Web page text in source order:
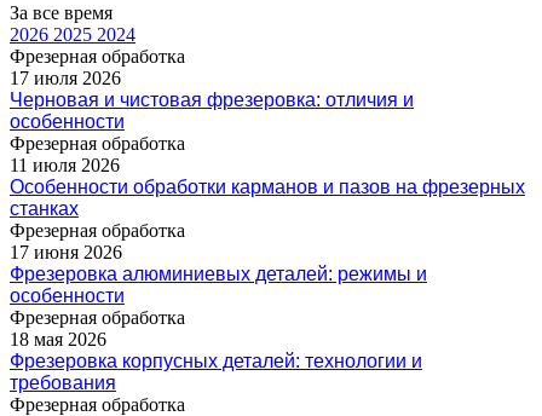
За все время
2026 2025 2024
Фрезерная обработка
17 июля 2026
Черновая и чистовая фрезеровка: отличия и
особенности
Фрезерная обработка
11 июля 2026
Особенности обработки карманов и пазов на фрезерных
станках
Фрезерная обработка
17 июня 2026
Фрезеровка алюминиевых деталей: режимы и
особенности
Фрезерная обработка
18 мая 2026
Фрезеровка корпусных деталей: технологии и
требования
Фрезерная обработка